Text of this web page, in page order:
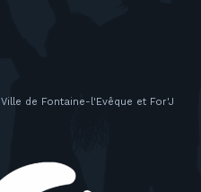
de Fontaine-l'Evêque et For'J